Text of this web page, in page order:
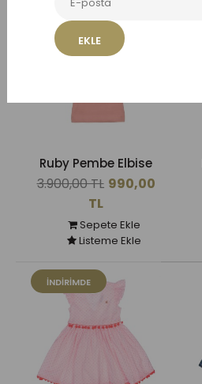
EKLE
İNDIRIMDE
Ruby Pembe Elbise
3.900,00 TL 990,00
TL
Sepete Ekle
Listeme Ekle
İNDIRIMDE